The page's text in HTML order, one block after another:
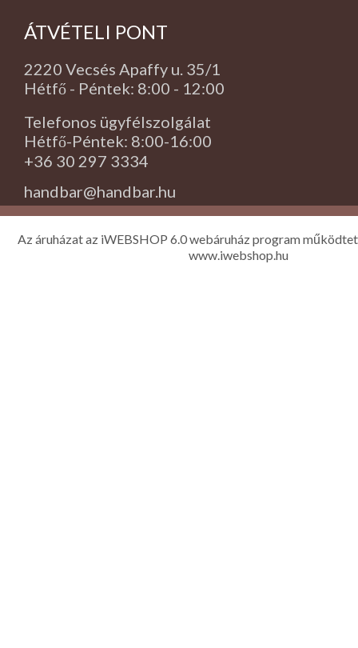
ÁTVÉTELI PONT
2220 Vecsés Apaffy u. 35/1
Hétfő - Péntek: 8:00 - 12:00
Telefonos ügyfélszolgálat
Hétfő-Péntek: 8:00-16:00
+36 30 297 3334
handbar@handbar.hu
Az áruházat az iWEBSHOP 6.0 webáruház program
www.iwebshop.hu